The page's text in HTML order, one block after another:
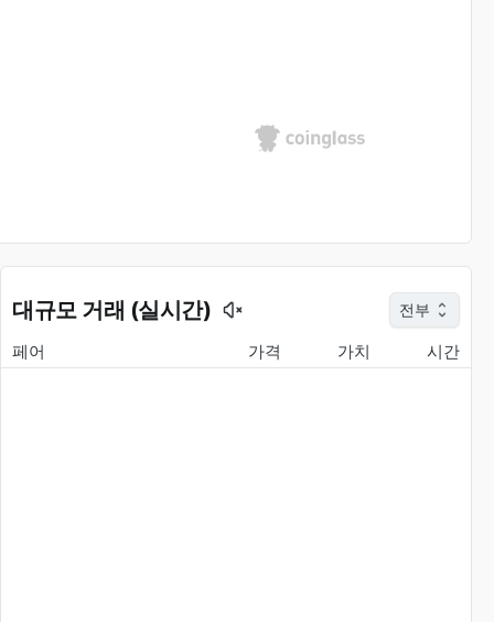
대규모 거래 (실시간) 전부
페어 가격 가치 시간